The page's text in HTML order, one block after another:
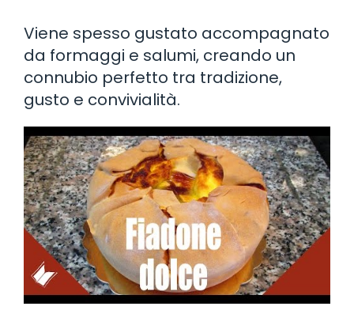
Viene spesso gustato accompagnato
da formaggi e salumi, creando un
connubio perfetto tra tradizione,
gusto e convivialità.